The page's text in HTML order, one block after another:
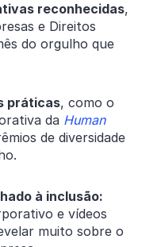
reconhecidas,
e Direitos
do orgulho que
práticas, como o
da Human
de diversidade
à inclusão:
e vídeos
muito sobre o